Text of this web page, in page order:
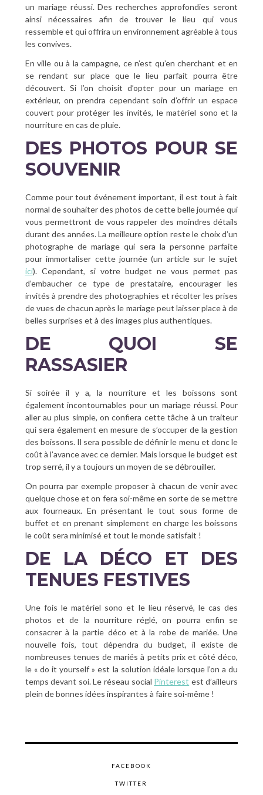
un mariage réussi. Des recherches approfondies seront
ainsi nécessaires afin de trouver le lieu qui vous
ressemble et qui offrira un environnement agréable à tous
les convives.
En ville ou à la campagne, ce n’est qu’en cherchant et en
se rendant sur place que le lieu parfait pourra être
découvert. Si l’on choisit d’opter pour un mariage en
extérieur, on prendra cependant soin d’offrir un espace
couvert pour protéger les invités, le matériel sono et la
nourriture en cas de pluie.
DES PHOTOS POUR SE
SOUVENIR
Comme pour tout événement important, il est tout à fait
normal de souhaiter des photos de cette belle journée qui
vous permettront de vous rappeler des moindres détails
durant des années. La meilleure option reste le choix d’un
photographe de mariage qui sera la personne parfaite
pour immortaliser cette journée (un article sur le sujet
ici). Cependant, si votre budget ne vous permet pas
d’embaucher ce type de prestataire, encourager les
invités à prendre des photographies et récolter les prises
de vues de chacun après le mariage peut laisser place à de
belles surprises et à des images plus authentiques.
DE QUOI SE
RASSASIER
Si soirée il y a, la nourriture et les boissons sont
également incontournables pour un mariage réussi. Pour
aller au plus simple, on confiera cette tâche à un traiteur
qui sera également en mesure de s’occuper de la gestion
des boissons. Il sera possible de définir le menu et donc le
coût à l’avance avec ce dernier. Mais lorsque le budget est
trop serré, il y a toujours un moyen de se débrouiller.
On pourra par exemple proposer à chacun de venir avec
quelque chose et on fera soi-même en sorte de se mettre
aux fourneaux. En présentant le tout sous forme de
buffet et en prenant simplement en charge les boissons
le coût sera minimisé et tout le monde satisfait !
DE LA DÉCO ET DES
TENUES FESTIVES
Une fois le matériel sono et le lieu réservé, le cas des
photos et de la nourriture réglé, on pourra enfin se
consacrer à la partie déco et à la robe de mariée. Une
nouvelle fois, tout dépendra du budget, il existe de
nombreuses tenues de mariés à petits prix et côté déco,
le « do it yourself » est la solution idéale lorsque l’on a du
temps devant soi. Le réseau social Pinterest est d’ailleurs
plein de bonnes idées inspirantes à faire soi-même !
FACEBOOK
TWITTER